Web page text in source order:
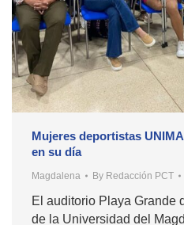
Mujeres deportistas
en su día
Magdalena By Redacción PCT
El auditorio Playa Grande
de la Universidad del